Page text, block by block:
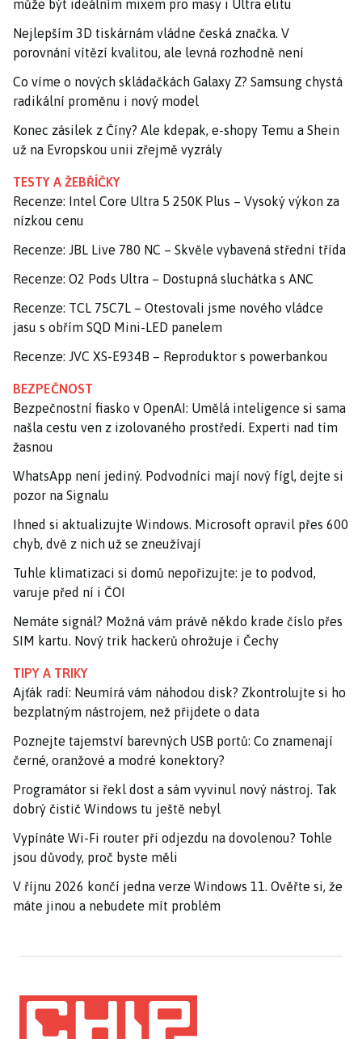
může být ideálním mixem pro masy i Ultra elitu
Nejlepším 3D tiskárnám vládne česká značka. V
porovnání vítězí kvalitou, ale levná rozhodně není
Co víme o nových skládačkách Galaxy Z? Samsung chystá
radikální proměnu i nový model
Konec zásilek z Číny? Ale kdepak, e-shopy Temu a Shein
už na Evropskou unii zřejmě vyzrály
TESTY A ŽEBŘÍČKY
Recenze: Intel Core Ultra 5 250K Plus – Vysoký výkon za
nízkou cenu
Recenze: JBL Live 780 NC – Skvěle vybavená střední třída
Recenze: O2 Pods Ultra – Dostupná sluchátka s ANC
Recenze: TCL 75C7L – Otestovali jsme nového vládce
jasu s obřím SQD Mini-LED panelem
Recenze: JVC XS-E934B – Reproduktor s powerbankou
BEZPEČNOST
Bezpečnostní fiasko v OpenAI: Umělá inteligence si sama
našla cestu ven z izolovaného prostředí. Experti nad tím
žasnou
WhatsApp není jediný. Podvodníci mají nový fígl, dejte si
pozor na Signalu
Ihned si aktualizujte Windows. Microsoft opravil přes 600
chyb, dvě z nich už se zneužívají
Tuhle klimatizaci si domů nepořizujte: je to podvod,
varuje před ní i ČOI
Nemáte signál? Možná vám právě někdo krade číslo přes
SIM kartu. Nový trik hackerů ohrožuje i Čechy
TIPY A TRIKY
Ajťák radí: Neumírá vám náhodou disk? Zkontrolujte si ho
bezplatným nástrojem, než přijdete o data
Poznejte tajemství barevných USB portů: Co znamenají
černé, oranžové a modré konektory?
Programátor si řekl dost a sám vyvinul nový nástroj. Tak
dobrý čistič Windows tu ještě nebyl
Vypínáte Wi-Fi router při odjezdu na dovolenou? Tohle
jsou důvody, proč byste měli
V říjnu 2026 končí jedna verze Windows 11. Ověřte si, že
máte jinou a nebudete mít problém